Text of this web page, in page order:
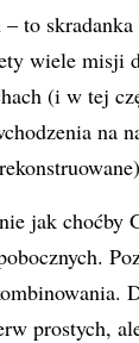
to
wiele misji
(i w tej
na
jak choćby
prostych,